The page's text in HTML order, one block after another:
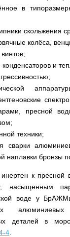
в
скольжения
колёса,
конденсаторов и
пресной
техники;
сварки
наплавки бронзы
к пресной
насыщенным
воде у
деталей в
4